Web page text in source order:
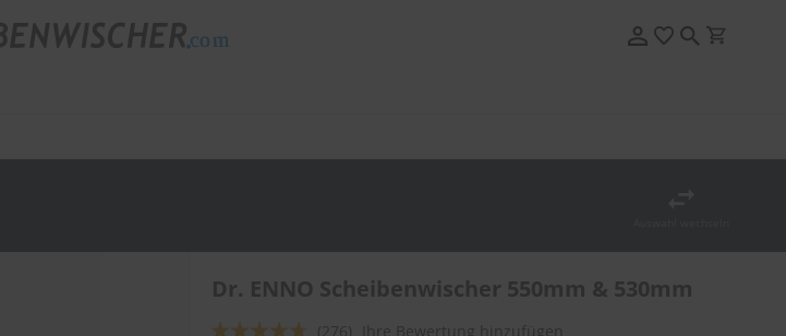
Dr. ENNO Scheibenwischer 550mm & 530mm
Bewertung:
(276) Ihre Bewertung hinzufügen